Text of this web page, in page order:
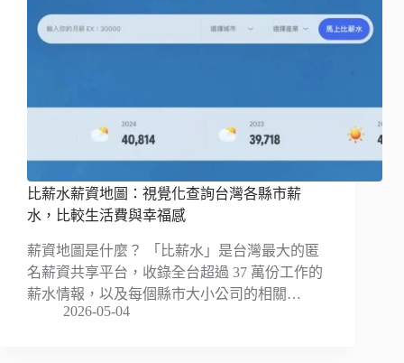
比薪水薪資地圖：視覺化查詢台灣各縣市薪
水，比較生活費與幸福感
薪資地圖是什麼？ 「比薪水」是台灣最大的匿
名薪資共享平台，收錄全台超過 37 萬份工作的
薪水情報，以及每個縣市大小公司的相關…
2026-05-04